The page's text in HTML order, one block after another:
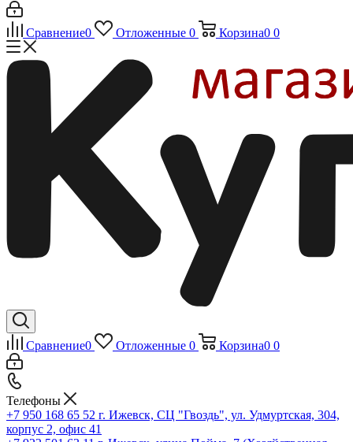
Сравнение0 Отложенные 0 Корзина0 0
Сравнение0 Отложенные 0 Корзина0 0
Телефоны
+7 950 168 65 52 г. Ижевск, СЦ "Гвоздь", ул. Удмуртская, 304,
корпус 2, офис 41